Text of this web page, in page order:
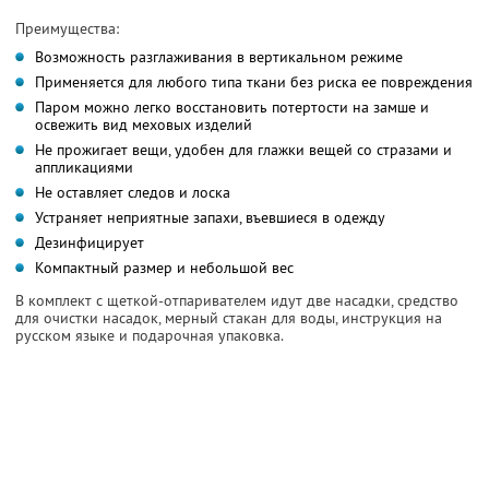
Преимущества:
Возможность разглаживания в вертикальном режиме
Применяется для любого типа ткани без риска ее повреждения
Паром можно легко восстановить потертости на замше и
освежить вид меховых изделий
Не прожигает вещи, удобен для глажки вещей со стразами и
аппликациями
Не оставляет следов и лоска
Устраняет неприятные запахи, въевшиеся в одежду
Дезинфицирует
Компактный размер и небольшой вес
В комплект с щеткой-отпаривателем идут две насадки, средство
для очистки насадок, мерный стакан для воды, инструкция на
русском языке и подарочная упаковка.